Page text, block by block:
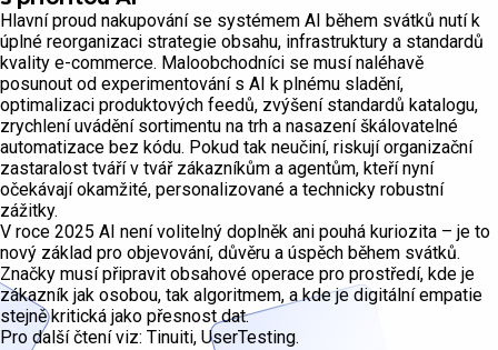
Hlavní proud nakupování se systémem AI během svátků nutí k
úplné reorganizaci strategie obsahu, infrastruktury a standardů
kvality e-commerce. Maloobchodníci se musí naléhavě
posunout od experimentování s AI k plnému sladění,
optimalizaci produktových feedů, zvýšení standardů katalogu,
zrychlení uvádění sortimentu na trh a nasazení škálovatelné
automatizace bez kódu. Pokud tak neučiní, riskují organizační
zastaralost tváří v tvář zákazníkům a agentům, kteří nyní
očekávají okamžité, personalizované a technicky robustní
zážitky.
V roce 2025 AI není volitelný doplněk ani pouhá kuriozita – je to
nový základ pro objevování, důvěru a úspěch během svátků.
Značky musí připravit obsahové operace pro prostředí, kde je
zákazník jak osobou, tak algoritmem, a kde je digitální empatie
stejně kritická jako přesnost dat.
Pro další čtení viz: Tinuiti, UserTesting.